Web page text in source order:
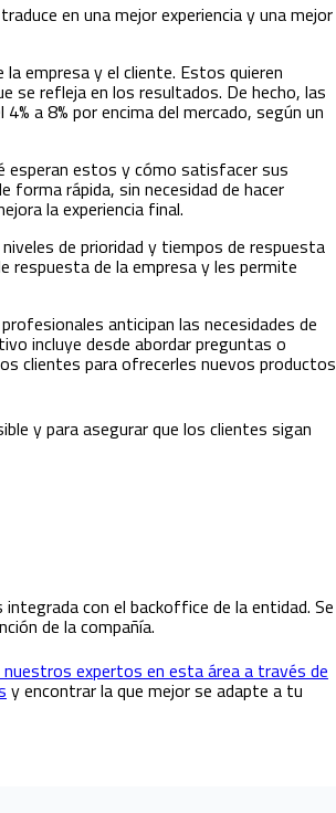
en una mejor experiencia y una mejor
empresa y el cliente. Estos quieren
se refleja en los resultados. De hecho, las
a 8% por encima del mercado, según un
esperan estos y cómo satisfacer sus
forma rápida, sin necesidad de hacer
la experiencia final.
de prioridad y tiempos de respuesta
respuesta de la empresa y les permite
anticipan las necesidades de
incluye desde abordar preguntas o
clientes para ofrecerles nuevos productos
y para asegurar que los clientes sigan
con el backoffice de la entidad. Se
de la compañía.
expertos en esta área a través de
y encontrar la que mejor se adapte a tu